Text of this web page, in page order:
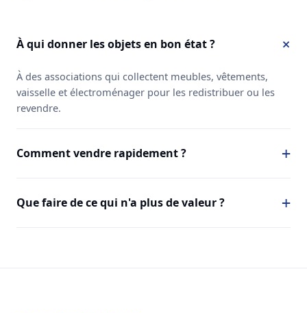
À qui donner les objets en bon état ?
À des associations qui collectent meubles, vêtements,
vaisselle et électroménager pour les redistribuer ou les
revendre.
Comment vendre rapidement ?
Que faire de ce qui n'a plus de valeur ?